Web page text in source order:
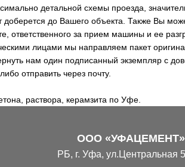
детальной схемы проезда,
доберется до Вашего объекта. Также Вы
ответственного за прием машины и ее
лицами мы направляем пакет
нам один подписанный экземпляр с
отправить через почту.
раствора, керамзита по Уфе.
ООО «УФАЦЕМЕНТ»
РБ, г. Уфа, ул.Центральная